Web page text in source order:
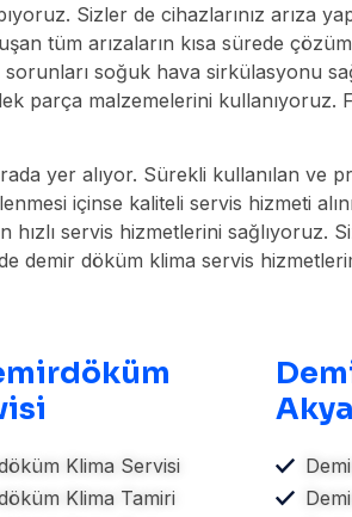
Sizler de cihazlarınız arıza
tüm arızaların kısa sürede
soğuk hava sirkülasyonu
parça malzemelerini kullanıyoruz.
yer alıyor. Sürekli kullanılan ve
içinse kaliteli servis hizmeti
servis hizmetlerini sağlıyoruz.
demir döküm klima servis
Klima Servisi
Klima Tamiri